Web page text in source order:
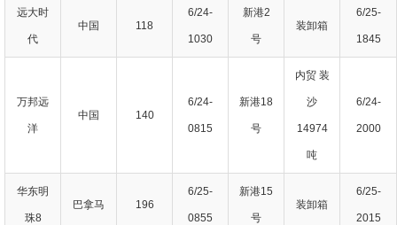
远大时
代
中国 118
6/24-
1030
新港2
号
装卸箱
6/25-
1845
万邦远
洋
中国 140
6/24-
0815
新港18
号
内贸 装
沙
14974
吨
6/24-
2000
华东明
珠8
巴拿马 196
6/25-
0855
新港15
号
装卸箱
6/25-
2015